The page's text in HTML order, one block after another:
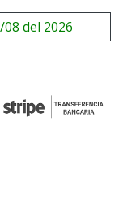
del 2026